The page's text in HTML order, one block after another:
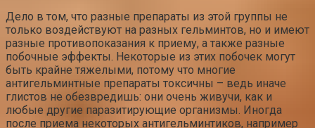
Дело в том, что разные препараты из этой группы не
только воздействуют на разных гельминтов, но и имеют
разные противопоказания к приему, а также разные
побочные эффекты. Некоторые из этих побочек могут
быть крайне тяжелыми, потому что многие
антигельминтные препараты токсичны – ведь иначе
глистов не обезвредишь: они очень живучи, как и
любые другие паразитирующие организмы. Иногда
после приема некоторых антигельминтиков, например